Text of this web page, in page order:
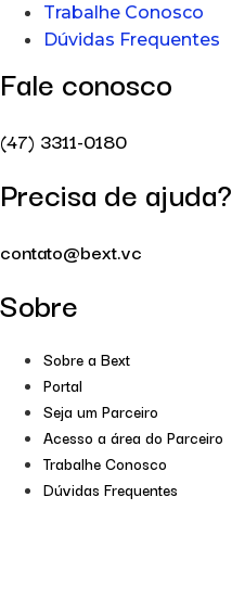
Trabalhe Conosco
Dúvidas Frequentes
Fale conosco
(47) 3311-0180
Precisa de ajuda?
contato@bext.vc
Sobre
Sobre a Bext
Portal
Seja um Parceiro
Acesso a área do Parceiro
Trabalhe Conosco
Dúvidas Frequentes